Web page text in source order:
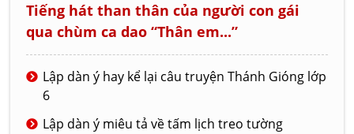
Tiếng hát than thân của người con gái
qua chùm ca dao “Thân em...”
Lập dàn ý hay kể lại câu truyện Thánh Gióng lớp
6
Lập dàn ý miêu tả về tấm lịch treo tường